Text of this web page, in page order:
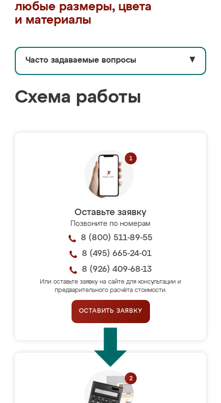
любые размеры, цвета
и материалы
Часто задаваемые вопросы ▼
Схема работы
Оставьте заявку
Позвоните по номерам
8 (800) 511-89-55
8 (495) 665-24-01
8 (926) 409-68-13
Или оставьте заявку на сайте для консультации и
предварительного расчёта стоимости.
ОСТАВИТЬ ЗАЯВКУ